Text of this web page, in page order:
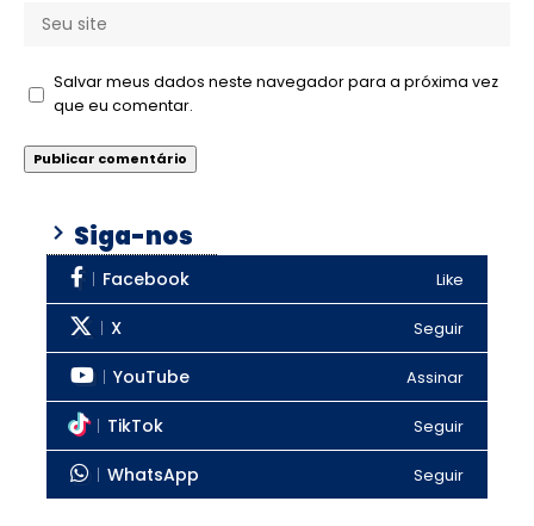
Salvar meus dados neste navegador para a próxima vez
que eu comentar.
Siga-nos
Facebook Like
X Seguir
YouTube Assinar
TikTok Seguir
WhatsApp Seguir